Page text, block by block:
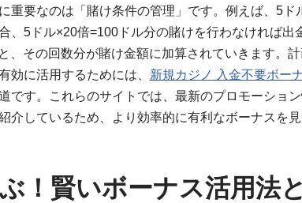
重要なのは「賭け条件の管理」です。例えば、5ド
、5ドル×20倍=100ドル分の賭けを行わなければ出
、その回数分が賭け金額に加算されていきます。
効に活用するためには、 新規カジノ 入金不要ボー
です。これらのサイトでは、最新のプロモーショ
介しているため、より効率的に有利なボーナスを
！賢いボーナス活用法